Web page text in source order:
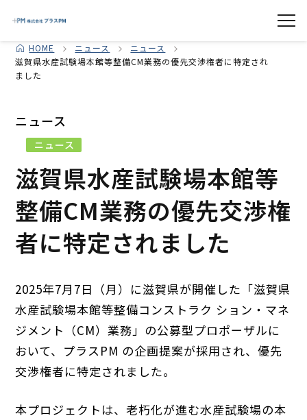
HOME ニュース
ニュース
滋賀県水産試験場本館等整備CM業務の優先交渉権者に特定され
ました
ニュース
ニュース
滋賀県水産試験場本館等
整備CM業務の優先交渉権
者に特定されました
2025年7月7日（月）に滋賀県が開催した「滋賀県
水産試験場本館等整備コンストラク ション・マネ
ジメント（CM）業務」の公募型プロポーザルに
おいて、プラスPM の企画提案が採用され、優先
交渉権者に特定されました。
本プロジェクトは、老朽化が進む水産試験場の本